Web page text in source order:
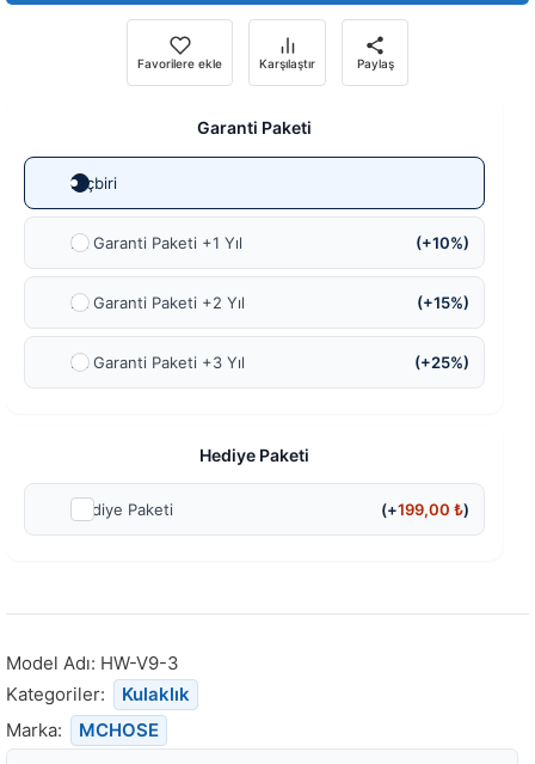
Favorilere ekle Karşılaştır Paylaş
Garanti Paketi
Hiçbiri
Ek Garanti Paketi +1 Yıl (+10%)
Ek Garanti Paketi +2 Yıl (+15%)
Ek Garanti Paketi +3 Yıl (+25%)
Hediye Paketi
Hediye Paketi (+199,00₺)
Model Adı: HW-V9-3
Kategoriler:
Kulaklık
Marka:
MCHOSE